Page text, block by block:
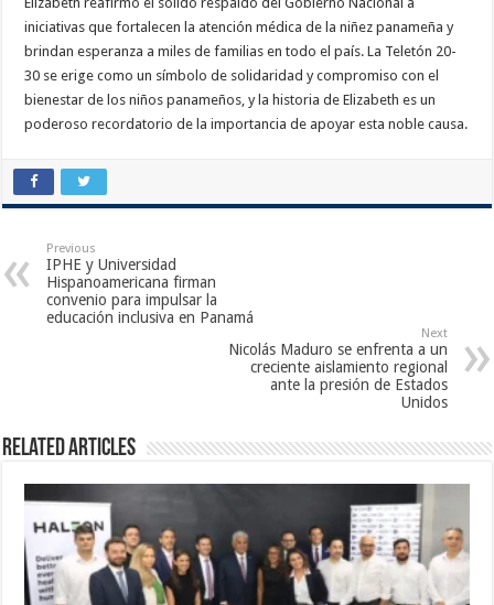
iniciativas que fortalecen la atención médica de la niñez panameña y
brindan esperanza a miles de familias en todo el país. La Teletón 20-
30 se erige como un símbolo de solidaridad y compromiso con el
bienestar de los niños panameños, y la historia de Elizabeth es un
poderoso recordatorio de la importancia de apoyar esta noble causa.
Previous
IPHE y Universidad
Hispanoamericana firman
convenio para impulsar la
educación inclusiva en Panamá
Next
Nicolás Maduro se enfrenta a un
creciente aislamiento regional
ante la presión de Estados
Unidos
Related Articles